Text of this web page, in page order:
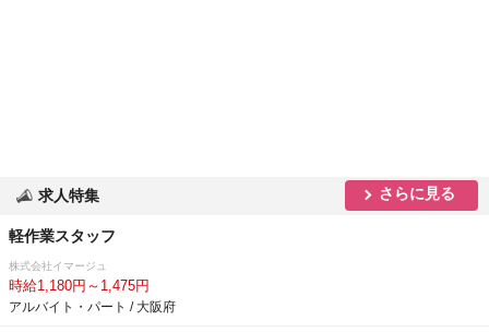
求人特集 さらに見る
軽作業スタッフ
株式会社イマージュ
時給1,180円～1,475円
アルバイト・パート / 大阪府